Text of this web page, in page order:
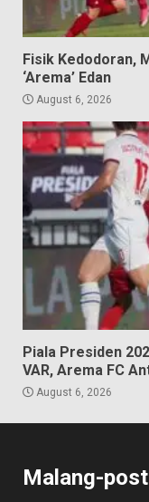
Fisik Kedodoran,
‘Arema’ Edan
August 6, 2026
Piala Presiden
VAR, Arema FC
August 6, 2026
Malang-